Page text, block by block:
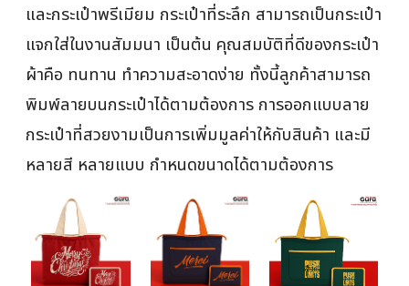
และกระเป๋าพรีเมียม กระเป๋าที่ระลึก สามารถเป็นกระเป๋า
แจกใส่ในงานสัมมนา เป็นต้น คุณสมบัติที่ดีของกระเป๋า
ผ้าคือ ทนทาน ทำความสะอาดง่าย ทั้งนี้ลูกค้าสามารถ
พิมพ์ลายบนกระเป๋าได้ตามต้องการ การออกแบบลาย
กระเป๋าที่สวยงามเป็นการเพิ่มมูลค่าให้กับสินค้า และมี
หลายสี หลายแบบ กำหนดขนาดได้ตามต้องการ